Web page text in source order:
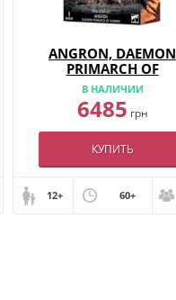
ANGRON, DAEMON
PRIMARCH OF
KHORNE
В НАЛИЧИИ
6485 грн
КУПИТЬ
12+ 60+